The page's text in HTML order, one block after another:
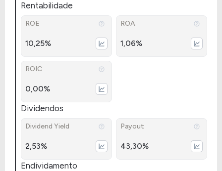
Rentabilidade
ROE
10,25%
ROA
1,06%
ROIC
0,00%
Dividendos
Dividend Yield
2,53%
Payout
43,30%
Endividamento